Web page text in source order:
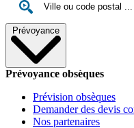
Prévoyance
Prévoyance obsèques
Prévision obsèques
Demander des devis
Nos partenaires